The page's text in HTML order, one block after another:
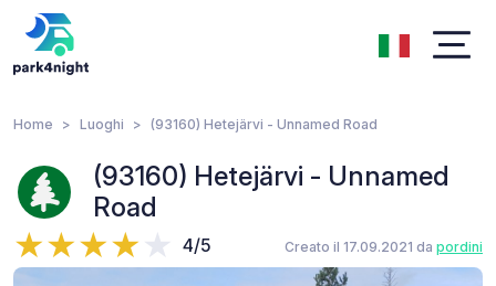
Home Luoghi (93160) Hetejärvi - Unnamed Road
(93160) Hetejärvi - Unnamed
Road
4/5 Creato il 17.09.2021 da pordini